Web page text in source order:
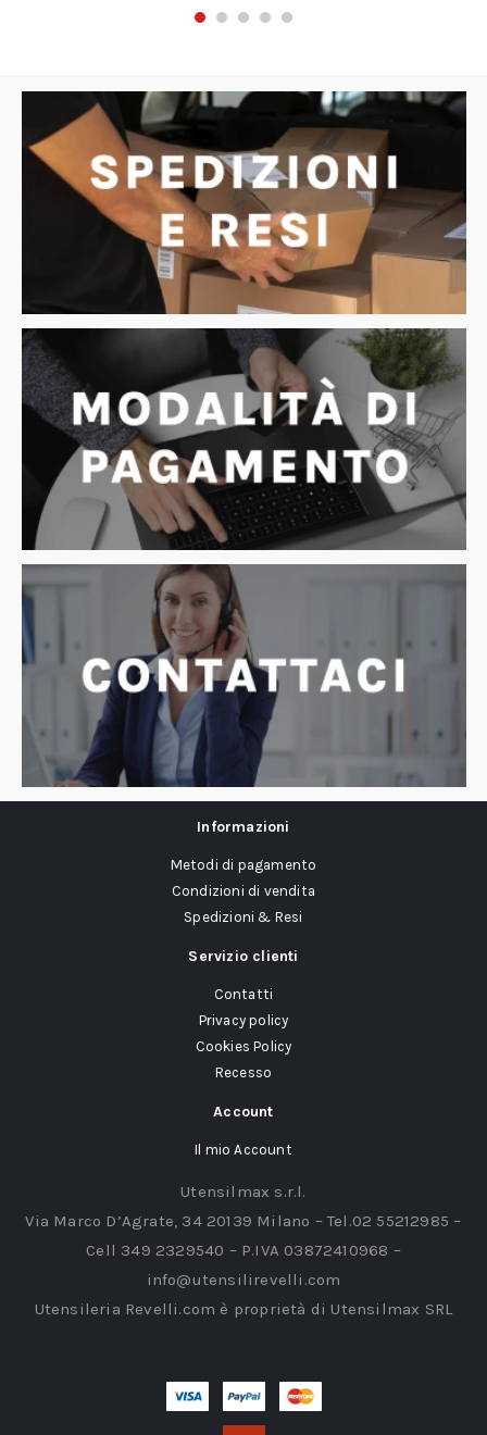
Informazioni
Metodi di pagamento
Condizioni di vendita
Spedizioni & Resi
Servizio clienti
Contatti
Privacy policy
Cookies Policy
Recesso
Account
Il mio Account
Utensilmax s.r.l.
Via Marco D’Agrate, 34 20139 Milano – Tel.02 55212985 –
Cell 349 2329540 – P.IVA 03872410968 –
info@utensilirevelli.com
Utensileria Revelli.com è proprietà di Utensilmax SRL